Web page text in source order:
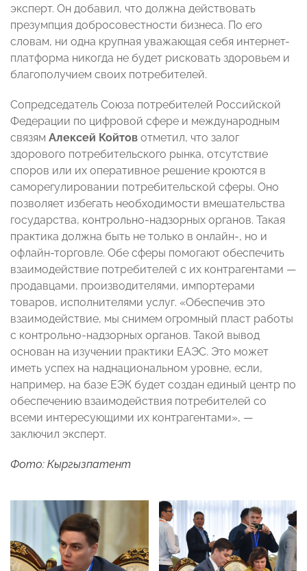
эксперт. Он добавил, что должна действовать
презумпция добросовестности бизнеса. По его
словам, ни одна крупная уважающая себя интернет-
платформа никогда не будет рисковать здоровьем и
благополучием своих потребителей.
Сопредседатель Союза потребителей Российской
Федерации по цифровой сфере и международным
связям Алексей Койтов отметил, что залог
здорового потребительского рынка, отсутствие
споров или их оперативное решение кроются в
саморегулировании потребительской сферы. Оно
позволяет избегать необходимости вмешательства
государства, контрольно-надзорных органов. Такая
практика должна быть не только в онлайн-, но и
офлайн-торговле. Обе сферы помогают обеспечить
взаимодействие потребителей с их контрагентами —
продавцами, производителями, импортерами
товаров, исполнителями услуг. «Обеспечив это
взаимодействие, мы снимем огромный пласт работы
с контрольно-надзорных органов. Такой вывод
основан на изучении практики ЕАЭС. Это может
иметь успех на наднациональном уровне, если,
например, на базе ЕЭК будет создан единый центр по
обеспечению взаимодействия потребителей со
всеми интересующими их контрагентами», —
заключил эксперт.
Фото: Кыргызпатент